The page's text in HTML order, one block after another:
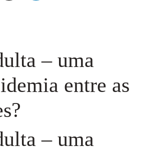
– uma
entre as
– uma